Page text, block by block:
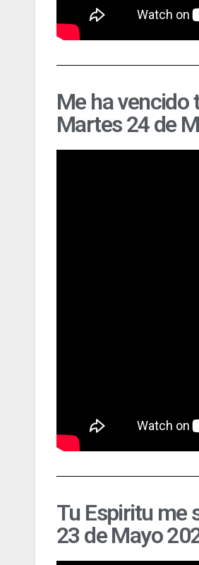
Me ha vencido
Martes 24 de
Tu Espiritu me
23 de Mayo